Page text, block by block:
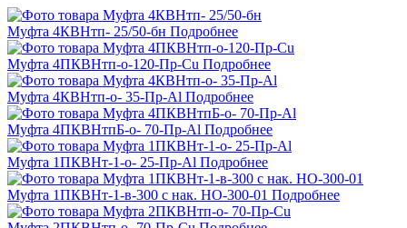
Муфта 4КВНтп- 25/50-бн Подробнее
Муфта 4ПКВНтп-о-120-Пр-Cu Подробнее
Муфта 4КВНтп-о- 35-Пр-Al Подробнее
Муфта 4ПКВНтпБ-о- 70-Пр-Al Подробнее
Муфта 1ПКВНт-1-о- 25-Пр-Al Подробнее
Муфта 1ПКВНт-1-в-300 с нак. НО-300-01 Подробнее